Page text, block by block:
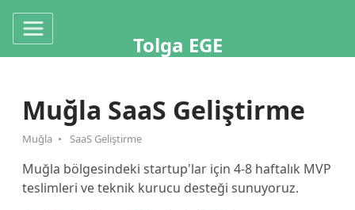
Tolga EGE
Muğla SaaS Geliştirme
Muğla SaaS Geliştirme
Muğla bölgesindeki startup'lar için 4-8 haftalık MVP
teslimleri ve teknik kurucu desteği sunuyoruz.